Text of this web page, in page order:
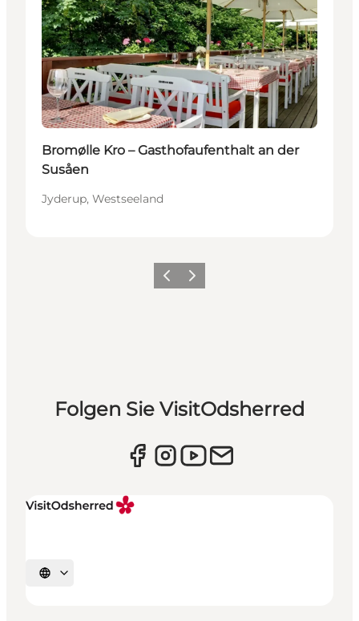
Bromølle Kro – Gasthofaufenthalt an der
Susåen
Jyderup, Westseeland
Vorherige Folie
Nächste Folie
Folgen Sie VisitOdsherred
Sprache auswählen